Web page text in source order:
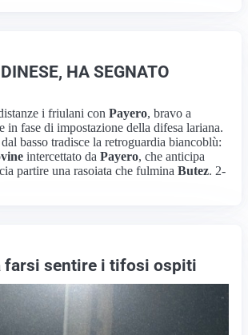
HA SEGNATO
i friulani conPayero, bravo a
in fase di impostazione della difesa lariana.
basso tradisce la retroguardia biancoblù:
intercettato daPayero, che anticipa
partire una rasoiata che fulminaButez. 2-
farsi sentire i tifosi ospiti